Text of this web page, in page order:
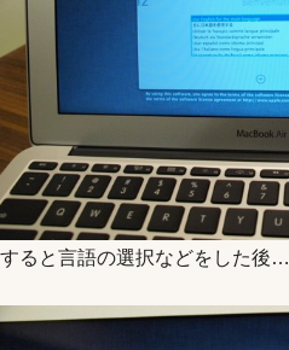
すると言語の選択などをした後…